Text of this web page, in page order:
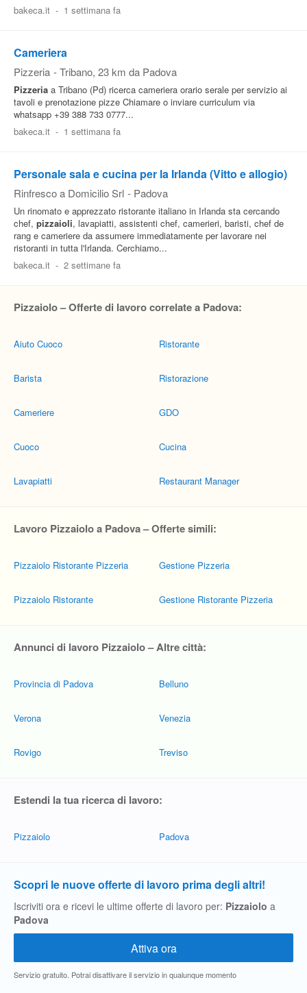
bakeca.it - 1 settimana fa
Cameriera
Pizzeria - Tribano, 23 km da Padova
Pizzeria a Tribano (Pd) ricerca cameriera orario serale per servizio ai
tavoli e prenotazione pizze Chiamare o inviare curriculum via
whatsapp +39 388 733 0777...
bakeca.it - 1 settimana fa
Personale sala e cucina per la Irlanda (Vitto e allogio)
Rinfresco a Domicilio Srl - Padova
Un rinomato e apprezzato ristorante italiano in Irlanda sta cercando
chef, pizzaioli, lavapiatti, assistenti chef, camerieri, baristi, chef de
rang e cameriere da assumere immediatamente per lavorare nei
ristoranti in tutta l'Irlanda. Cerchiamo...
bakeca.it - 2 settimane fa
Pizzaiolo – Offerte di lavoro correlate a Padova:
Aiuto Cuoco
Barista
Cameriere
Cuoco
Lavapiatti
Ristorante
Ristorazione
GDO
Cucina
Restaurant Manager
Lavoro Pizzaiolo a Padova – Offerte simili:
Pizzaiolo Ristorante Pizzeria
Pizzaiolo Ristorante
Gestione Pizzeria
Gestione Ristorante Pizzeria
Annunci di lavoro Pizzaiolo – Altre città:
Provincia di Padova
Verona
Rovigo
Belluno
Venezia
Treviso
Estendi la tua ricerca di lavoro:
Pizzaiolo Padova
Scopri le nuove offerte di lavoro prima degli altri!
Iscriviti ora e ricevi le ultime offerte di lavoro per: Pizzaiolo a
Padova
Servizio gratuito. Potrai disattivare il servizio in qualunque momento